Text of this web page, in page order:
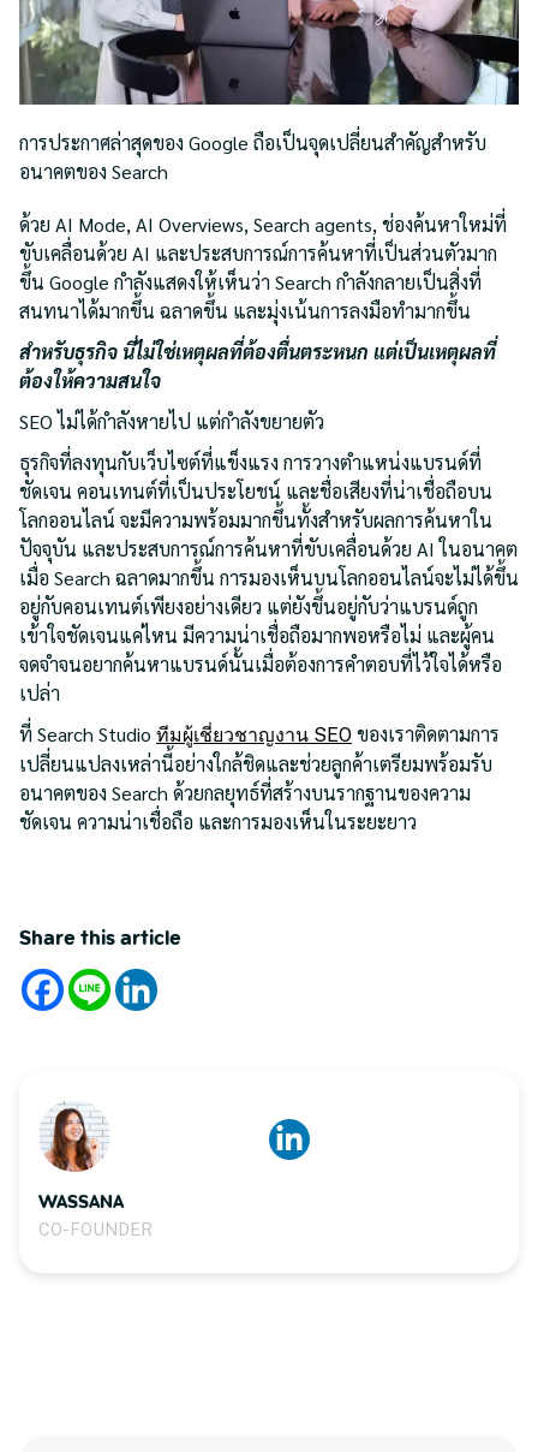
การประกาศล่าสุดของ Google ถือเป็นจุดเปลี่ยนสำคัญสำหรับ
อนาคตของ Search
ด้วย AI Mode, AI Overviews, Search agents, ช่องค้นหาใหม่ที่
ขับเคลื่อนด้วย AI และประสบการณ์การค้นหาที่เป็นส่วนตัวมาก
ขึ้น Google กำลังแสดงให้เห็นว่า Search กำลังกลายเป็นสิ่งที่
สนทนาได้มากขึ้น ฉลาดขึ้น และมุ่งเน้นการลงมือทำมากขึ้น
สำหรับธุรกิจ นี่ไม่ใช่เหตุผลที่ต้องตื่นตระหนก แต่เป็นเหตุผลที่
ต้องให้ความสนใจ
SEO ไม่ได้กำลังหายไป แต่กำลังขยายตัว
ธุรกิจที่ลงทุนกับเว็บไซต์ที่แข็งแรง การวางตำแหน่งแบรนด์ที่
ชัดเจน คอนเทนต์ที่เป็นประโยชน์ และชื่อเสียงที่น่าเชื่อถือบน
โลกออนไลน์ จะมีความพร้อมมากขึ้นทั้งสำหรับผลการค้นหาใน
ปัจจุบัน และประสบการณ์การค้นหาที่ขับเคลื่อนด้วย AI ในอนาคต
เมื่อ Search ฉลาดมากขึ้น การมองเห็นบนโลกออนไลน์จะไม่ได้ขึ้น
อยู่กับคอนเทนต์เพียงอย่างเดียว แต่ยังขึ้นอยู่กับว่าแบรนด์ถูก
เข้าใจชัดเจนแค่ไหน มีความน่าเชื่อถือมากพอหรือไม่ และผู้คน
จดจำจนอยากค้นหาแบรนด์นั้นเมื่อต้องการคำตอบที่ไว้ใจได้หรือ
เปล่า
ที่ Search Studio ทีมผู้เชี่ยวชาญงาน SEO ของเราติดตามการ
เปลี่ยนแปลงเหล่านี้อย่างใกล้ชิดและช่วยลูกค้าเตรียมพร้อมรับ
อนาคตของ Search ด้วยกลยุทธ์ที่สร้างบนรากฐานของความ
ชัดเจน ความน่าเชื่อถือ และการมองเห็นในระยะยาว
Share this article
WASSANA
CO-FOUNDER